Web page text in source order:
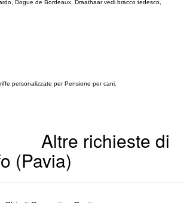
Dogue de Bordeaux, Draathaar vedi bracco tedesco,
personalizzate per Pensione per cani.
Altre richieste di
(Pavia)